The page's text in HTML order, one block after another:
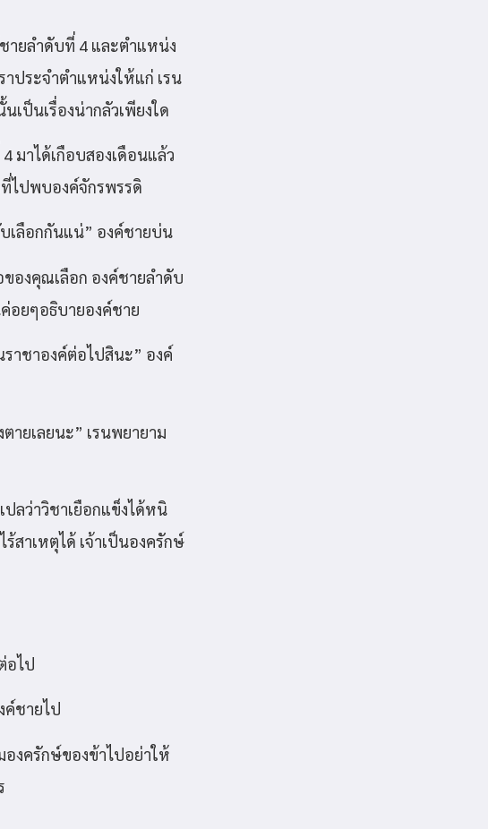
ายลำดับที่ 4 และตำแหน่ง
ประจำตำแหน่งให้แก่ เรน
เป็นเรื่องน่ากลัวเพียงใด
มาได้เกือบสองเดือนแล้ว
ไปพบองค์จักรพรรดิ
เลือกกันแน่” องค์ชายบ่น
องคุณเลือก องค์ชายลำดับ
อยๆอธิบายองค์ชาย
าชาองค์ต่อไปสินะ” องค์
ายเลยนะ” เรนพยายาม
ลว่าวิชาเยือกแข็งได้หนิ
สาเหตุได้ เจ้าเป็นองครักษ์
อไป
ค์ชายไป
งครักษ์ของข้าไปอย่าให้